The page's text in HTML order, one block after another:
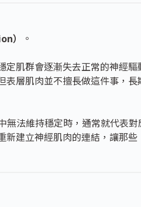
） 。
肌群會逐漸失去正常的神經
層肌肉並不擅長做這件事，長
法維持穩定時，通常就代表
建立神經肌肉的連結，讓那